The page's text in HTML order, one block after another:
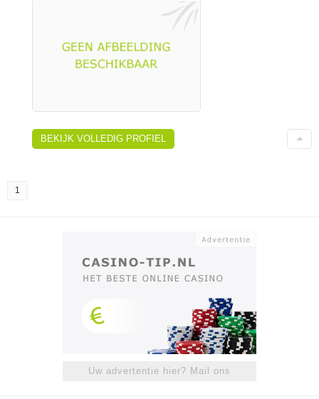
BEKIJK VOLLEDIG PROFIEL
1
Uw advertentie hier? Mail ons